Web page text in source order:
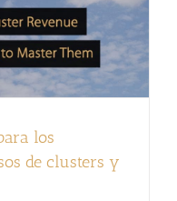
los
de clusters y